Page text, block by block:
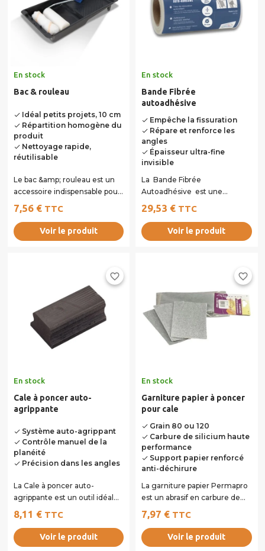
En stock
Bac & rouleau
doneIdéal petits projets, 10 cm
doneRépartition homogène du
produit
doneNettoyage rapide,
réutilisable
Le bac &amp; rouleau est un
accessoire indispensable pour
l’application de primaires et
de...
7,56 € TTC
Voir le produit
En stock
Bande Fibrée
autoadhésive
done Empêche la fissuration
done Répare et renforce les
angles
done Épaisseur ultra-fine
invisible
La Bande Fibrée
Autoadhésive est une
solution pratique et efficace
pour réparer les fissures...
29,53 € TTC
Voir le produit
favorite_border
En stock
Cale à poncer auto-
agrippante
doneSystème auto-agrippant
doneContrôle manuel de la
planéité
donePrécision dans les angles
La Cale à poncer auto-
agrippante est un outil idéal
pour la finition de vos surfaces
en béton...
8,11 € TTC
Voir le produit
favorite_border
En stock
Garniture papier à poncer
pour cale
done Grain 80 ou 120
done Carbure de silicium haute
performance
done Support papier renforcé
anti-déchirure
La garniture papier Permapro
est un abrasif en carbure de
silicium disponible en grain 80
ou...
7,97 € TTC
Voir le produit